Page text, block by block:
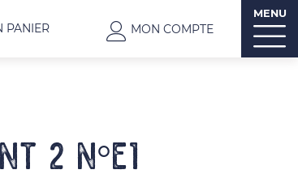
PANIER MON COMPTE
MENU
2 N°E1